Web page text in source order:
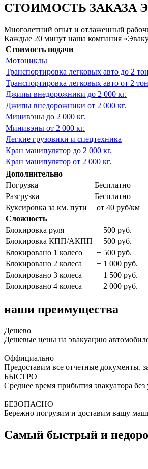
СТОИМОСТЬ ЗАКАЗА
Многолетний опыт и отлаженный
Каждые 20 минут наша компания
Стоимость подачи
Мотоциклы
Транспортировка легковых авто до 2
Транспортировка легковых авто от 2
Джипы внедорожники до 2 000 кг.
Джипы внедорожники от 2 000 кг.
Минивэны до 2 000 кг.
Минивэны от 2 000 кг.
Легкие грузовики и спецтехника
Кран манипулятор до 2 000 кг.
Кран манипулятор от 2 000 кг.
Дополнительно
Погрузка
Бесплатно
Разгрузка
Бесплатно
Буксировка за км. пути
от 40 руб/км
Сложность
Блокировка руля
+ 500 руб.
Блокировка КПП/АКПП + 500 руб.
Блокировано 1 колесо
+ 500 руб.
Блокировано 2 колеса
+ 1 000 руб.
Блокировано 3 колеса
+ 1 500 руб.
Блокировано 4 колеса
+ 2 000 руб.
наши преимущества
Дешево
Дешевые цены на эвакуацию
Оффициально
Предоставим все отчетные документы,
БЫСТРО
Среднее время прибытия эвакуатора
БЕЗОПАСНО
Бережно погрузим и доставим вашу
Самый быстрый и